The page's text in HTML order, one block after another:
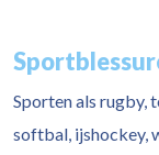
Sporten als rugby,
softbal, ijshockey,